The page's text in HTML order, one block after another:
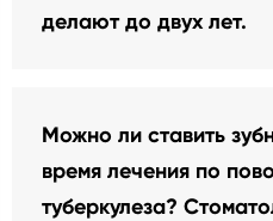
делают до двух лет.
Можно ли ставить
время лечения по
туберкулеза?